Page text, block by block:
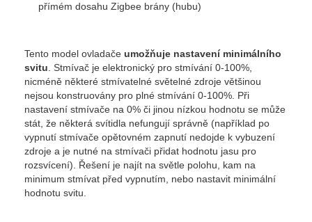
přímém dosahu Zigbee brány (hubu)
Tento model ovladače umožňuje nastavení minimálního
svitu . Stmívač je elektronický pro stmívání 0-100%,
nicméně některé stmívatelné světelné zdroje většinou
nejsou konstruovány pro plné stmívání 0-100%. Při
nastavení stmívače na 0% či jinou nízkou hodnotu se může
stát, že některá svítidla nefungují správně (například po
vypnutí stmívače opětovném zapnutí nedojde k vybuzení
zdroje a je nutné na stmívači přidat hodnotu jasu pro
rozsvícení). Řešení je najít na světle polohu, kam na
minimum stmívat před vypnutím, nebo nastavit minimální
hodnotu svitu.